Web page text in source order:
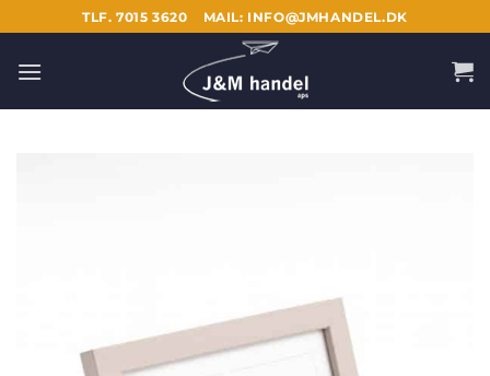
til
indhold
TLF. 7015 3620 MAIL: INFO@JMHANDEL.DK